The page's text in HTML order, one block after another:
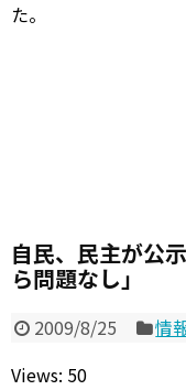
た。
自民、民主が公
ら問題なし」
2009/8/25 情
Views: 50